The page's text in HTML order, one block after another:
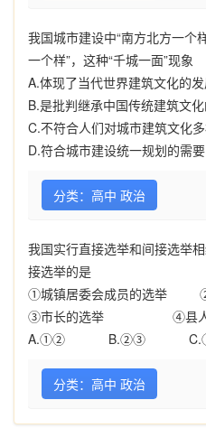
我国城市建设中“南方北方一个
一个样”，这种“千城一面”现象
A.体现了当代世界建筑文化的
B.是批判继承中国传统建筑文
C.不符合人们对城市建筑文化
D.符合城市建设统一规划的需要
分类：高中 政治
我国实行直接选举和间接选举
接选举的是
①城镇居委会成员的选举
③市长的选举
④县
A.①② B.②③ C.
分类：高中 政治